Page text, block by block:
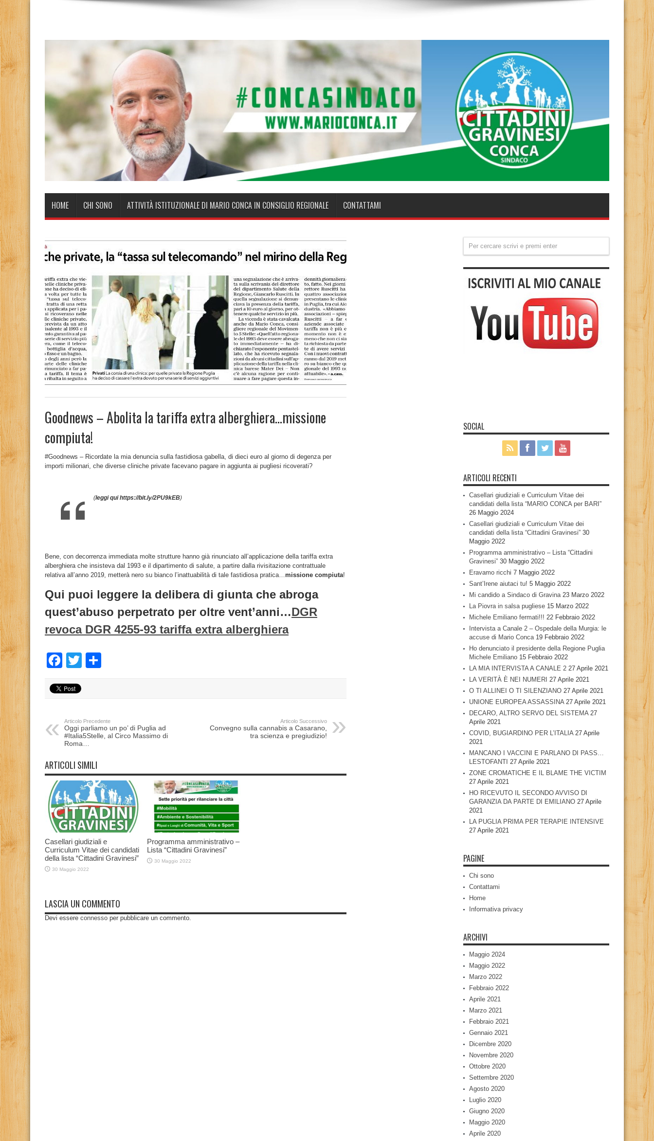
HOME CHI SONO ATTIVITÀ ISTITUZIONALE DI MARIO CONCA IN CONSIGLIO REGIONALE CONTATTAMI
Goodnews – Abolita la tariffa extra alberghiera…missione
compiuta!
#Goodnews – Ricordate la mia denuncia sulla fastidiosa gabella, di dieci euro al giorno di degenza per
importi milionari, che diverse cliniche private facevano pagare in aggiunta ai pugliesi ricoverati?
(leggi qui https://bit.ly/2PU9kEB)
Bene, con decorrenza immediata molte strutture hanno già rinunciato all’applicazione della tariffa extra
alberghiera che insisteva dal 1993 e il dipartimento di salute, a partire dalla rivisitazione contrattuale
relativa all’anno 2019, metterà nero su bianco l’inattuabilità di tale fastidiosa pratica…missione compiuta!
Qui puoi leggere la delibera di giunta che abroga
quest’abuso perpetrato per oltre vent’anni…DGR
revoca DGR 4255-93 tariffa extra alberghiera
Facebook
Twitter
Articolo Precedente
Oggi parliamo un po’ di Puglia ad
#Italia5Stelle, al Circo Massimo di
Roma…
Articolo Successivo
Convegno sulla cannabis a Casarano,
tra scienza e pregiudizio!
ARTICOLI SIMILI
Casellari giudiziali e
Curriculum Vitae dei candidati
della lista “Cittadini Gravinesi”
30 Maggio 2022
Programma amministrativo –
Lista “Cittadini Gravinesi”
30 Maggio 2022
LASCIA UN COMMENTO
Devi essere connesso per pubblicare un commento.
SOCIAL
ARTICOLI RECENTI
Casellari giudiziali e Curriculum Vitae dei
candidati della lista “MARIO CONCA per BARI”
26 Maggio 2024
Casellari giudiziali e Curriculum Vitae dei
candidati della lista “Cittadini Gravinesi” 30
Maggio 2022
Programma amministrativo – Lista “Cittadini
Gravinesi” 30 Maggio 2022
Eravamo ricchi 7 Maggio 2022
Sant’Irene aiutaci tu! 5 Maggio 2022
Mi candido a Sindaco di Gravina 23 Marzo 2022
La Piovra in salsa pugliese 15 Marzo 2022
Michele Emiliano fermati!!! 22 Febbraio 2022
Intervista a Canale 2 – Ospedale della Murgia: le
accuse di Mario Conca 19 Febbraio 2022
Ho denunciato il presidente della Regione Puglia
Michele Emiliano 15 Febbraio 2022
LA MIA INTERVISTA A CANALE 2 27 Aprile 2021
LA VERITÀ È NEI NUMERI 27 Aprile 2021
O TI ALLINEI O TI SILENZIANO 27 Aprile 2021
UNIONE EUROPEA ASSASSINA 27 Aprile 2021
DECARO, ALTRO SERVO DEL SISTEMA 27
Aprile 2021
COVID, BUGIARDINO PER L’ITALIA 27 Aprile
2021
MANCANO I VACCINI E PARLANO DI PASS…
LESTOFANTI 27 Aprile 2021
ZONE CROMATICHE E IL BLAME THE VICTIM
27 Aprile 2021
HO RICEVUTO IL SECONDO AVVISO DI
GARANZIA DA PARTE DI EMILIANO 27 Aprile
2021
LA PUGLIA PRIMA PER TERAPIE INTENSIVE
27 Aprile 2021
PAGINE
Chi sono
Contattami
Home
Informativa privacy
ARCHIVI
Maggio 2024
Maggio 2022
Marzo 2022
Febbraio 2022
Aprile 2021
Marzo 2021
Febbraio 2021
Gennaio 2021
Dicembre 2020
Novembre 2020
Ottobre 2020
Settembre 2020
Agosto 2020
Luglio 2020
Giugno 2020
Maggio 2020
Aprile 2020